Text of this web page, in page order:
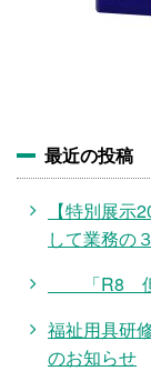
最近の投稿
【特別展
して業務の
「R8 但
福祉用具研
のお知らせ